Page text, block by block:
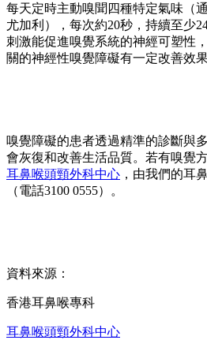
每天定時主動嗅聞四種特定氣味（
尤加利），每次約20秒，持續至少
刺激能促進嗅覺系統的神經可塑性
關的神經性嗅覺障礙有一定改善效果
嗅覺障礙的患者透過精準的診斷與
會灰復和改善生活品質。若有嗅覺
耳鼻喉頭頸外科中心 ，由我們的耳
（電話3100 0555）。
資料來源：
香港耳鼻喉專科
耳鼻喉頭頸外科中心